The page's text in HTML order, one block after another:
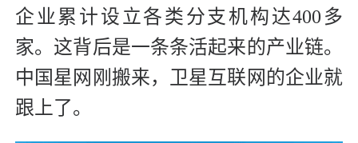
企业累计设立各类分支机构达400多
家。这背后是一条条活起来的产业链。
中国星网刚搬来，卫星互联网的企业就
跟上了。